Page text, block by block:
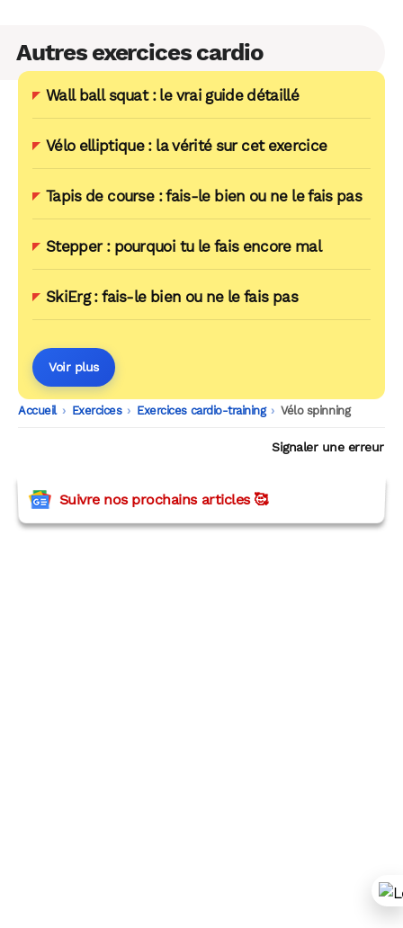
Autres exercices cardio
Wall ball squat : le vrai guide détaillé
Vélo elliptique : la vérité sur cet exercice
Tapis de course : fais-le bien ou ne le fais pas
Stepper : pourquoi tu le fais encore mal
SkiErg : fais-le bien ou ne le fais pas
Voir plus
Accueil -
Exercices -
Exercices cardio-training -
Vélo spinning
Signaler une erreur
Suivre nos prochains articles 🥰